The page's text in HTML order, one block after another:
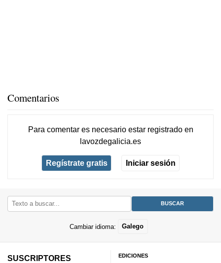
Comentarios
Para comentar es necesario estar registradoen
lavozdegalicia.es
Regístrate gratis Iniciar sesión
Cambiar idioma: Galego
SUSCRIPTORES
EDICIONES